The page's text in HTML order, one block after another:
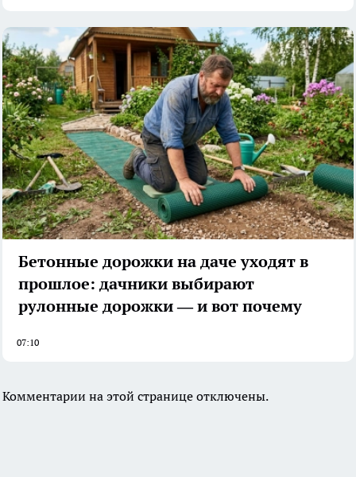
Бетонные дорожки на даче уходят в
прошлое: дачники выбирают
рулонные дорожки — и вот почему
07:10
Комментарии на этой странице отключены.